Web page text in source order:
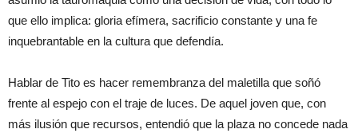
que ello implica: gloria efímera, sacrificio constante y una fe
inquebrantable en la cultura que defendía.
Hablar de Tito es hacer remembranza del maletilla que soñó
frente al espejo con el traje de luces. De aquel joven que, con
más ilusión que recursos, entendió que la plaza no concede nada